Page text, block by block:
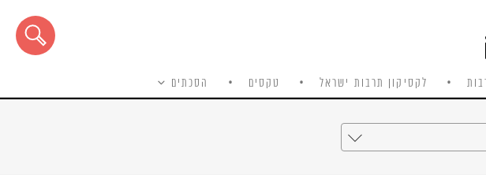
לקסיקון תרבות ישראל טקסים הסכתים